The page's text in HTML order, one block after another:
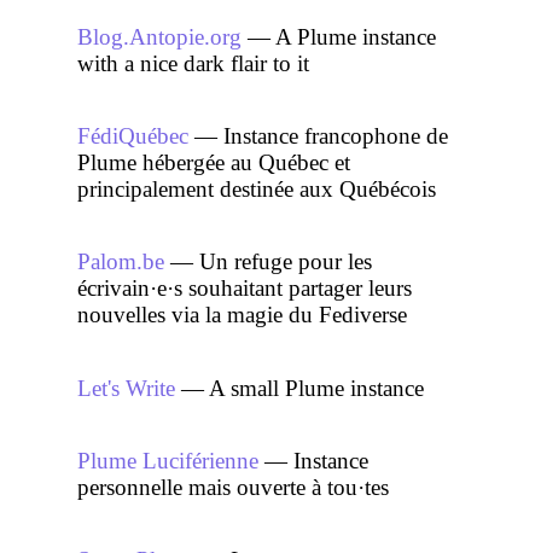
Blog.Antopie.org — A Plume instance
with a nice dark flair to it
FédiQuébec— Instance francophone de
Plume hébergée au Québec et
principalement destinée aux Québécois
Palom.be— Un refuge pour les
écrivain·e·s souhaitant partager leurs
nouvelles via la magie du Fediverse
Let's Write— A small Plume instance
Plume Luciférienne— Instance
personnelle mais ouverte à tou·tes